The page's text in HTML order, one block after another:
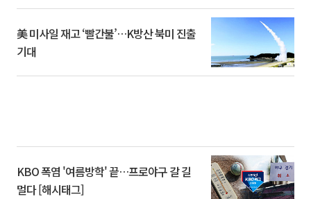
美 미사일 재고 ‘빨간불’…K방산 북미 진출
기대
KBO 폭염 '여름방학' 끝…프로야구 갈 길
멀다 [해시태그]